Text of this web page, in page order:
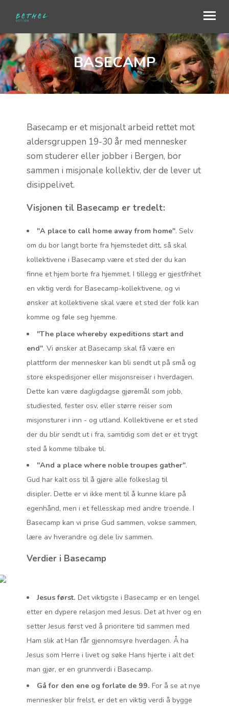
OM OSS
BLI MED
MISJON
NYHETER
TALER
BASECAMP
Basecamp er et misjonalt arbeid rettet mot
aldersgruppen 19-30 år med mennesker
som studerer eller jobber i Bergen, bor
sammen i misjonale kollektiv, der de lever ut
disippelivet.
Visjonen til Basecamp er tredelt:
"A place to call home away from home". Selv
om du bor langt borte fra hjemstedet ditt, så skal
kollektivene i Basecamp være et sted der du kan
finne et hjem borte fra hjemmet. I tillegg er gjestfrihet
en viktig verdi for Basecamp-kollektivene, og vi
ønsker at kollektivene skal være et sted der folk kan
komme og føle seg hjemme.
"The place whereby expeditions start and
end". Vi ønsker at Basecamp skal få være en
plattform der mennesker kan bli sendt ut på små og
store ekspedisjoner eller misjonsreiser i hverdagen.
Dette kan være dagligdagse gjøremål som jobb,
studiested, fester osv, eller større reiser som
misjonsturer i inn - og utland. Kollektivene er et sted
der du blir sendt ut i fra, samtidig som det er et trygt
sted å komme tilbake til.
"And a place where noble troupes gather".
Gud har kalt oss til å gjøre alle folkeslag til
disipler. Dette er vi ikke ment til å kunne klare på
egenhånd, men i et fellesskap med andre troende. I
Basecamp kan vi prise Gud sammen, vokse sammen,
lære av hverandre og dele liv sammen.
Verdier i Basecamp
Jesus først. Det viktigste i Basecamp er en lengel
etter en dypere relasjon med Jesus. Det at hver og en
setter Jesus først ved å prioritere tid sammen med
Ham slik at Han får gjennomsyre hverdagen. Å ha
Jesus som Herre i livet og søke Hans hjerte i alt det
man gjør, er en grunnverdi i Basecamp.
Gå for den ene og forlate de 99. For å se at nye
mennesker blir frelst, er det en viktig verdi å bygge